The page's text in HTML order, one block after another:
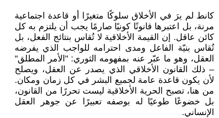
كانط لم يرَ في الأخلاق سلوكًا متغيرًا أو قاعدة اجتماعية
مرنة، بل اعتبرها قانونًا كونيًا صارمًا يجب أن يلتزم به كل
كائن عاقل. إن القيمة الأخلاقية لا تُقاس بنتائج الفعل، بل
تُقاس بنيّة الفاعل ومدى احترامه للواجب الذي يفرضه
العقل، وهو ما عبّر عنه بمفهومه الثوري: "الأمر المطلق"
– ذلك القانون الأخلاقي الذي يصدر عن العقل، ويصلح
لأن يكون قاعدة عامة لجميع البشر في كل زمان ومكان.
من هنا، تصبح الحرية الأخلاقية ليست تحررًا من القانون،
بل خضوعًا طوعيًا له بوصفه تعبيرًا عن جوهر العقل
الإنساني.